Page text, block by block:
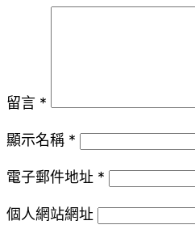
留言 *
顯示名稱 *
電子郵件地址 *
個人網站網址